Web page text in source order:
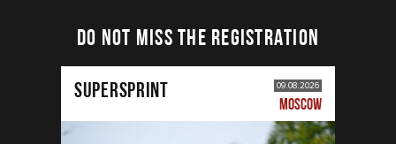
DO NOT MISS THE REGISTRATION
SUPERSPRINT 09.08.2026
MOSCOW